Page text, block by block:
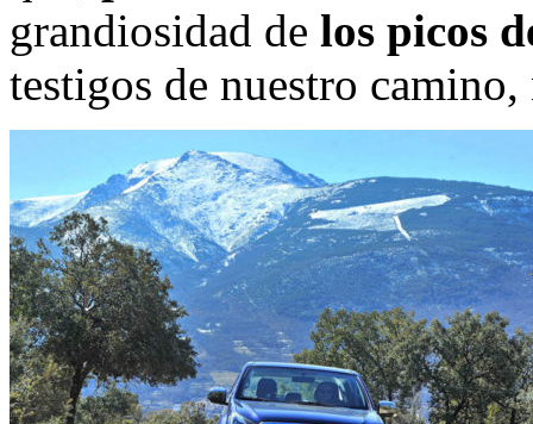
grandiosidad de los picos
testigos de nuestro